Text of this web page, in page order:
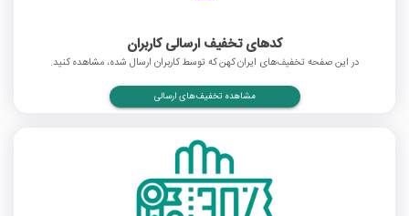
کدهای تخفیف ارسالی کاربران
در این صفحه تخفیف‌های ایران کهن که توسط کاربران ارسال شده، مشاهده کنید.
مشاهده تخفیف‌های ارسالی